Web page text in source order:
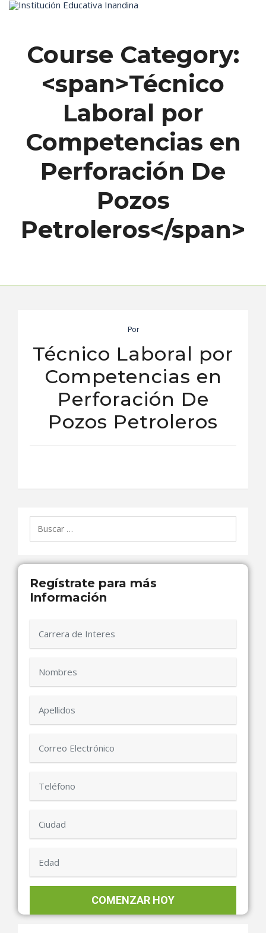
Inicio
Course Category:
<span>Técnico
Laboral por
Competencias en
Perforación De
Pozos
Petroleros</span>
Por
Técnico Laboral por
Competencias en
Perforación De
Pozos Petroleros
Buscar:
Regístrate para más
Información